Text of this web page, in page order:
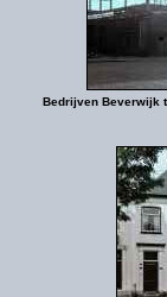
Bedrijven Beverwijk